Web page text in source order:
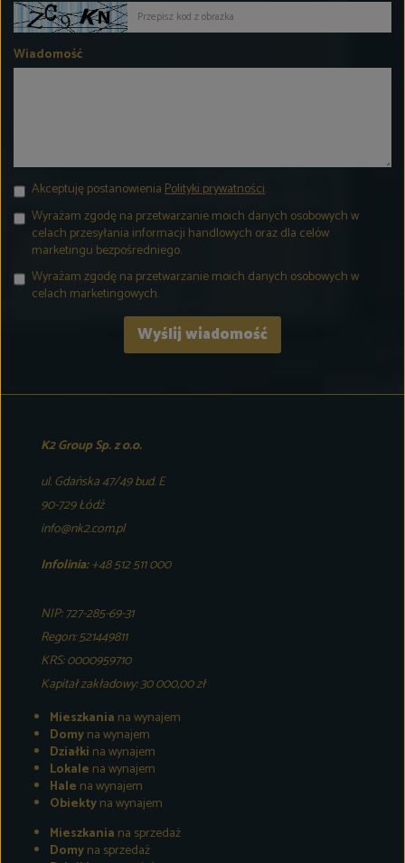
Wiadomość
Akceptuję postanowieniaPolityki prywatności.
Wyrażam zgodę na przetwarzanie moich danych osobowych w
celach przesyłania informacji handlowych oraz dla celów
marketingu bezpośredniego.
Wyrażam zgodę na przetwarzanie moich danych osobowych w
celach marketingowych.
K2 Group Sp. z o.o.
ul. Gdańska 47/49 bud. E
90-729 Łódź
info@nk2.com.pl
Infolinia:+48 512 511 000
NIP: 727-285-69-31
Regon: 521449811
KRS: 0000959710
Kapitał zakładowy: 30 000,00 zł
Mieszkania na wynajem
Domyna wynajem
Działki na wynajem
Lokale na wynajem
Hale na wynajem
Obiektyna wynajem
Mieszkania na sprzedaż
Domyna sprzedaż